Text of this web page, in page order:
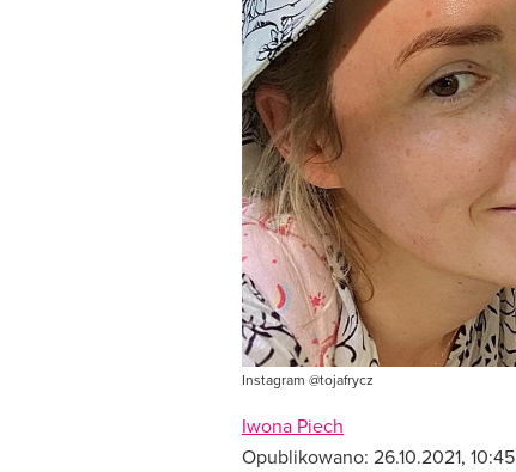
Instagram @tojafrycz
Iwona Piech
Opublikowano: 26.10.2021, 10:45